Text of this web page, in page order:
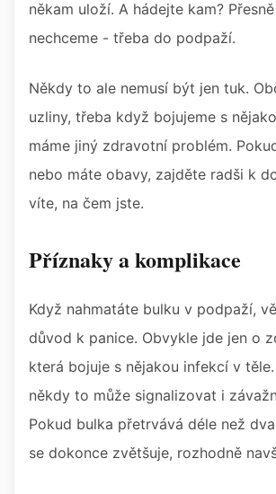
někam uloží. A hádejte kam?
nechceme - třeba do podpaží.
Někdy to ale nemusí být jen tuk.
uzliny, třeba když bojujeme s
máme jiný zdravotní problém.
nebo máte obavy, zajděte radši k
víte, na čem jste.
Příznaky a komplikace
Když nahmatáte bulku v podpaží,
důvod k panice. Obvykle jde jen o
která bojuje s nějakou infekcí v
někdy to může signalizovat i
Pokud bulka přetrvává déle než
se dokonce zvětšuje, rozhodně